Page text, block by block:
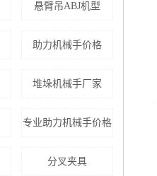
悬臂吊ABJ机型
助力机械手价格
堆垛机械手厂家
专业助力机械手价格
分叉夹具